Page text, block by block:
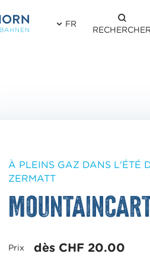
FR
RECHERCHER
À PLEINS GAZ DANS L'ÉTÉ
ZERMATT
Prix dès CHF 20.00